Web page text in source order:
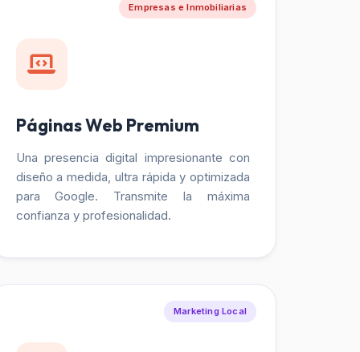
Empresas e Inmobiliarias
Páginas Web Premium
Una presencia digital impresionante con
diseño a medida, ultra rápida y optimizada
para Google. Transmite la máxima
confianza y profesionalidad.
Marketing Local